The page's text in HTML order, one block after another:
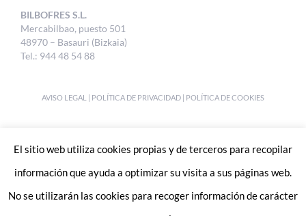
BILBOFRES S.L.
Mercabilbao, puesto 501
48970 – Basauri (Bizkaia)
Tel.: 944 48 54 88
AVISO LEGAL | POLÍTICA DE PRIVACIDAD | POLÍTICA DE COOKIES
El sitio web utiliza cookies propias y de terceros para recopilar
información que ayuda a optimizar su visita a sus páginas web.
No se utilizarán las cookies para recoger información de carácter